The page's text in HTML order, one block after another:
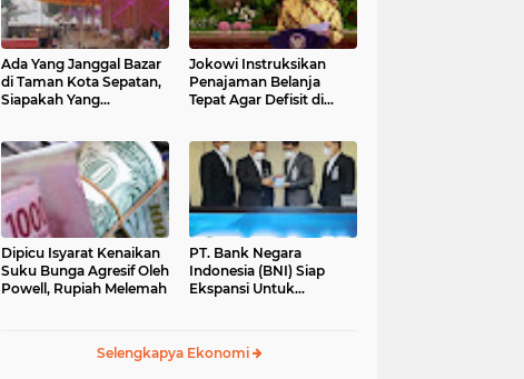
Ada Yang Janggal Bazar
di Taman Kota Sepatan,
Siapakah Yang
Jokowi Instruksikan
Penajaman Belanja
Tepat Agar Defisit di
Dipicu Isyarat Kenaikan
Suku Bunga Agresif Oleh
Powell, Rupiah Melemah
PT. Bank Negara
Indonesia (BNI) Siap
Ekspansi Untuk
Selengkapya Ekonomi